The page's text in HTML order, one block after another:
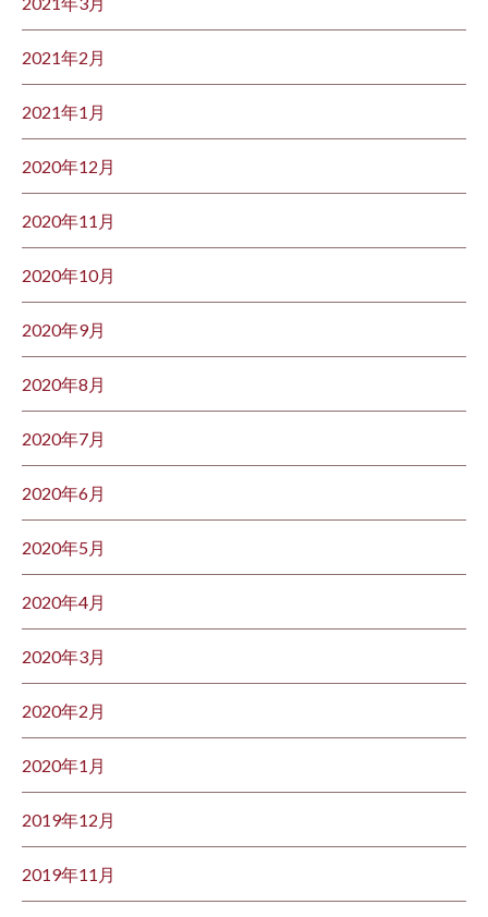
2021年2月
2021年1月
2020年12月
2020年11月
2020年10月
2020年9月
2020年8月
2020年7月
2020年6月
2020年5月
2020年4月
2020年3月
2020年2月
2020年1月
2019年12月
2019年11月